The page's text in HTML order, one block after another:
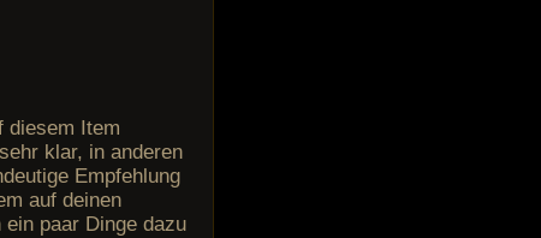
diesem Item
klar, in anderen
Empfehlung
auf deinen
paar Dinge dazu